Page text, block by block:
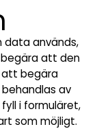
data används,
begära att den
att begära
av
fyll i formuläret,
som möjligt.